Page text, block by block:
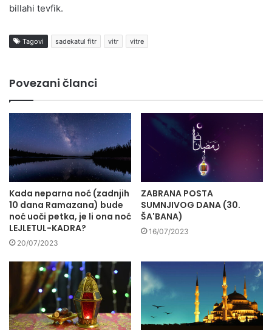
billahi tevfik.
Tagovi sadekatul fitr vitr vitre
Povezani članci
Kada neparna noć (zadnjih
10 dana Ramazana) bude
noć uoči petka, je li ona noć
LEJLETUL-KADRA?
20/07/2023
ZABRANA POSTA
SUMNJIVOG DANA (30.
ŠA'BANA)
16/07/2023